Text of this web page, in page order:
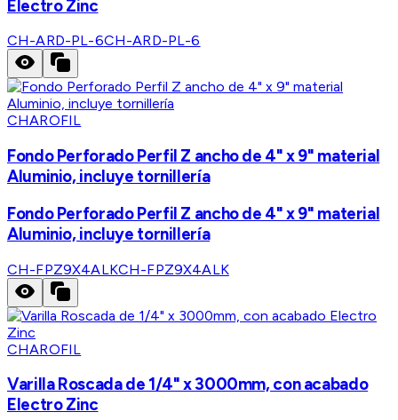
Electro Zinc
CH-ARD-PL-6CH-ARD-PL-6
CHAROFIL
Fondo Perforado Perfil Z ancho de 4" x 9" material
Aluminio, incluye tornillería
Fondo Perforado Perfil Z ancho de 4" x 9" material
Aluminio, incluye tornillería
CH-FPZ9X4ALKCH-FPZ9X4ALK
CHAROFIL
Varilla Roscada de 1/4" x 3000mm, con acabado
Electro Zinc